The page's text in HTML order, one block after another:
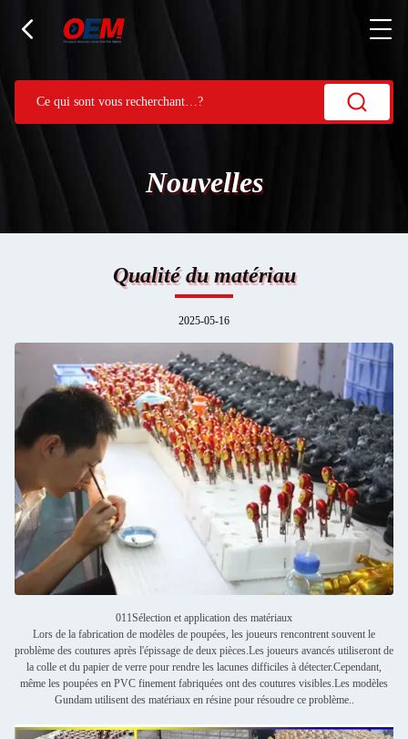
Nouvelles
Qualité du matériau
2025-05-16
011Sélection et application des matériaux
Lors de la fabrication de modèles de poupées, les joueurs rencontrent souvent le
problème des coutures après l'épissage de deux pièces.Les joueurs avancés utiliseront de
la colle et du papier de verre pour rendre les lacunes difficiles à détecter.Cependant,
même les poupées en PVC finement fabriquées ont des coutures visibles.Les modèles
Gundam utilisent des matériaux en résine pour résoudre ce problème..